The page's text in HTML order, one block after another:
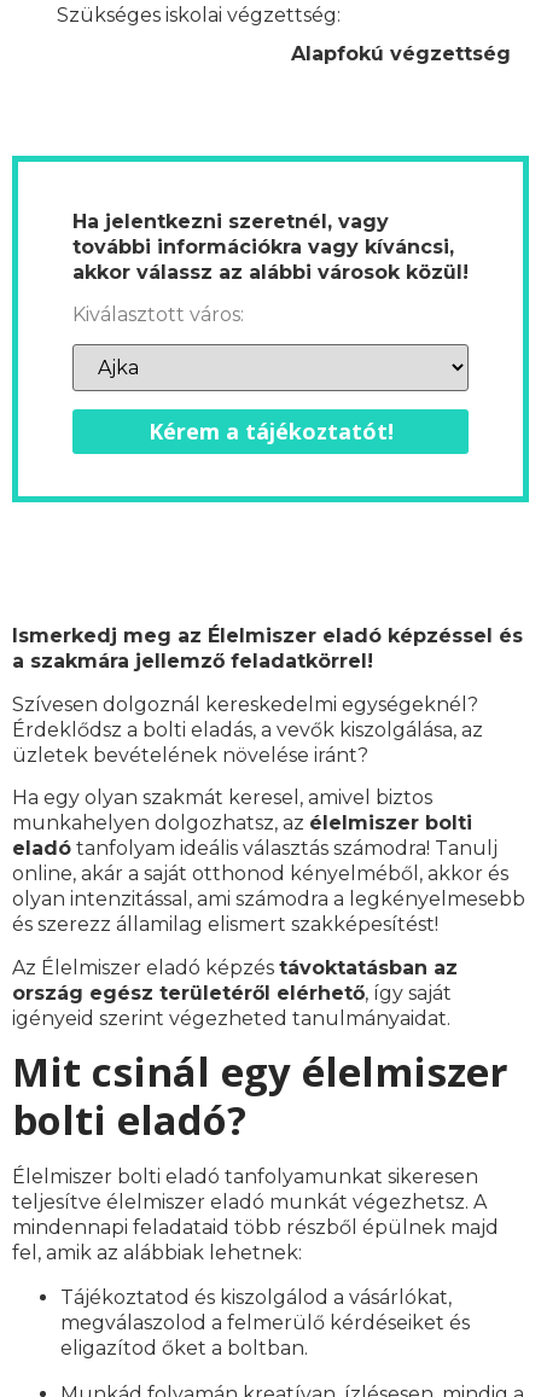
Szükséges iskolai végzettség:
Alapfokú végzettség
Ha jelentkezni szeretnél, vagy
további információkra vagy kíváncsi,
akkor válassz az alábbi városok közül!
Kiválasztott város:
Kérem a tájékoztatót!
Ismerkedj meg az Élelmiszer eladó képzéssel és
a szakmára jellemző feladatkörrel!
Szívesen dolgoznál kereskedelmi egységeknél?
Érdeklődsz a bolti eladás, a vevők kiszolgálása, az
üzletek bevételének növelése iránt?
Ha egy olyan szakmát keresel, amivel biztos
munkahelyen dolgozhatsz, az élelmiszer bolti
eladó tanfolyam ideális választás számodra! Tanulj
online, akár a saját otthonod kényelméből, akkor és
olyan intenzitással, ami számodra a legkényelmesebb
és szerezz államilag elismert szakképesítést!
Az Élelmiszer eladó képzés távoktatásban az
ország egész területéről elérhető, így saját
igényeid szerint végezheted tanulmányaidat.
Mit csinál egy élelmiszer
bolti eladó?
Élelmiszer bolti eladó tanfolyamunkat sikeresen
teljesítve élelmiszer eladó munkát végezhetsz. A
mindennapi feladataid több részből épülnek majd
fel, amik az alábbiak lehetnek:
Tájékoztatod és kiszolgálod a vásárlókat,
megválaszolod a felmerülő kérdéseiket és
eligazítod őket a boltban.